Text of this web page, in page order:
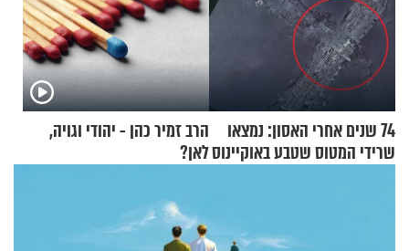
74 שנים אחרי האסון: נמצאו
שרידי המטוס שטבע באוקיינוס
הרב זמיר כהן - יהודי וגויה,
לאן?